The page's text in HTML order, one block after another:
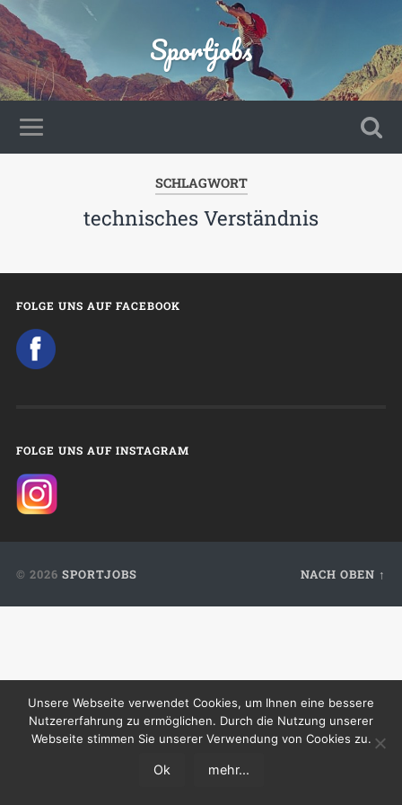
Sportjobs
SCHLAGWORT
technisches Verständnis
FOLGE UNS AUF FACEBOOK
FOLGE UNS AUF INSTAGRAM
© 2026 SPORTJOBS NACH OBEN ↑
Unsere Webseite verwendet Cookies, um Ihnen eine bessere
Nutzererfahrung zu ermöglichen. Durch die Nutzung unserer
Webseite stimmen Sie unserer Verwendung von Cookies zu.
Ok mehr...